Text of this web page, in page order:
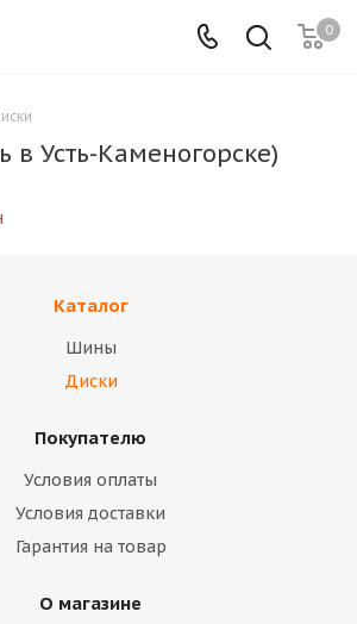
0
в Усть-Каменогорске)
Каталог
Шины
Диски
Покупателю
Условия оплаты
Условия доставки
Гарантия на товар
О магазине